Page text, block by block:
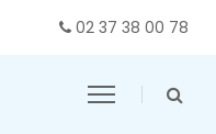
02 37 38 00 78